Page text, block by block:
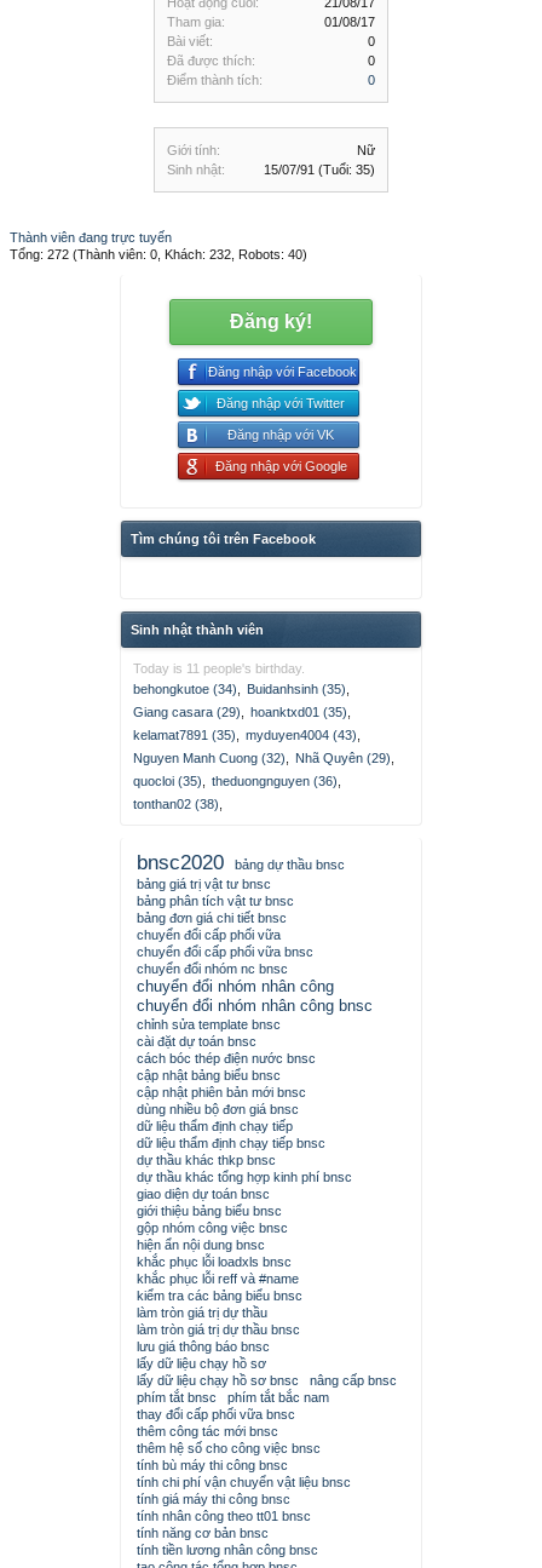
Tham gia:
01/08/17
Bài viết:
0
Đã được thích:
0
Điểm thành tích:
0
Giới tính:
Nữ
Sinh nhật:
15/07/91 (Tuổi: 35)
Thành viên đang trực tuyến
Tổng: 272 (Thành viên: 0, Khách: 232, Robots: 40)
Đăng ký!
Đăng nhập với Facebook
Đăng nhập với Twitter
Đăng nhập với VK
Đăng nhập với Google
Tìm chúng tôi trên Facebook
Sinh nhật thành viên
Today is 11 people's birthday.
behongkutoe (34)
Buidanhsinh (35)
Giang casara (29)
hoanktxd01 (35)
kelamat7891 (35)
myduyen4004 (43)
Nguyen Manh Cuong (32)
Nhã Quyên (29)
quocloi (35)
theduongnguyen (36)
tonthan02 (38)
bnsc2020
bảng dự thầu bnsc
bảng giá trị vật tư bnsc
bảng phân tích vật tư bnsc
bảng đơn giá chi tiết bnsc
chuyển đổi cấp phối vữa
chuyển đổi cấp phối vữa bnsc
chuyển đổi nhóm nc bnsc
chuyển đổi nhóm nhân công
chuyển đổi nhóm nhân công bnsc
chỉnh sửa template bnsc
cài đặt dự toán bnsc
cách bóc thép điện nước bnsc
cập nhật bảng biểu bnsc
cập nhật phiên bản mới bnsc
dùng nhiều bộ đơn giá bnsc
dữ liệu thẩm định chạy tiếp
dữ liệu thẩm định chạy tiếp bnsc
dự thầu khác thkp bnsc
dự thầu khác tổng hợp kinh phí bnsc
giao diện dự toán bnsc
giới thiệu bảng biểu bnsc
gộp nhóm công việc bnsc
hiện ẩn nội dung bnsc
khắc phục lỗi loadxls bnsc
khắc phục lỗi reff và #name
kiểm tra các bảng biểu bnsc
làm tròn giá trị dự thầu
làm tròn giá trị dự thầu bnsc
lưu giá thông báo bnsc
lấy dữ liệu chạy hồ sơ
lấy dữ liệu chạy hồ sơ bnsc
nâng cấp bnsc
phím tắt bnsc
phím tắt bắc nam
thay đổi cấp phối vữa bnsc
thêm công tác mới bnsc
thêm hệ số cho công việc bnsc
tính bù máy thi công bnsc
tính chi phí vận chuyển vật liệu bnsc
tính giá máy thi công bnsc
tính nhân công theo tt01 bnsc
tính năng cơ bản bnsc
tính tiền lương nhân công bnsc